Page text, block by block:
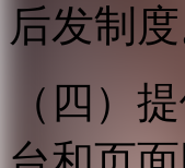
后发制度
（四）